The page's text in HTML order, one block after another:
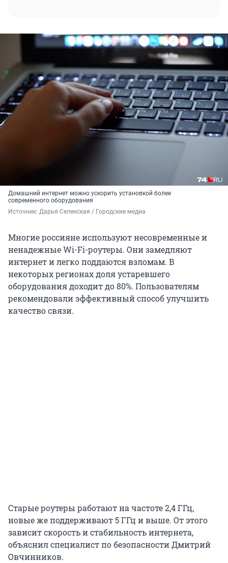
Домашний интернет можно ускорить установкой более
современного оборудования
Источник: Дарья Селенская / Городские медиа
Многие россияне используют несовременные и
ненадежные Wi-Fi-роутеры. Они замедляют
интернет и легко поддаются взломам. В
некоторых регионах доля устаревшего
оборудования доходит до 80%. Пользователям
рекомендовали эффективный способ улучшить
качество связи.
Старые роутеры работают на частоте 2,4 ГГц,
новые же поддерживают 5 ГГц и выше. От этого
зависит скорость и стабильность интернета,
объяснил специалист по безопасности Дмитрий
Овчинников.